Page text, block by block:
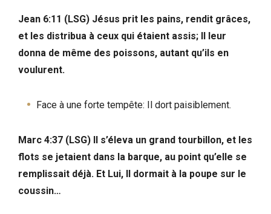
Jean 6:11 (LSG) Jésus prit les pains, rendit grâces,
et les distribua à ceux qui étaient assis; Il leur
donna de même des poissons, autant qu’ils en
voulurent.
Face à une forte tempête: Il dort paisiblement.
Marc 4:37 (LSG) Il s’éleva un grand tourbillon, et les
flots se jetaient dans la barque, au point qu’elle se
remplissait déjà. Et Lui, Il dormait à la poupe sur le
coussin…